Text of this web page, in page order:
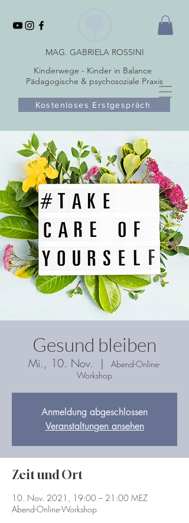
MAG. GABRIELA ROSSINI
Kinderwege - Kinder in Balance
Pädagogische & psychosoziale Praxis
Kostenloses Erstgespräch
Gesund bleiben
Mi., 10. Nov.
  |
Abend-Online-
Workshop
Anmeldung abgeschlossen
Veranstaltungen ansehen
Zeit und Ort
10. Nov. 2021, 19:00 – 21:00 MEZ
Abend-Online-Workshop